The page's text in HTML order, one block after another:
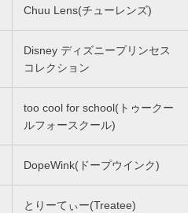
Chuu Lens(チューレンズ)
Disney ディズニープリンセス
コレクション
too cool for school(トゥークー
ルフォースクール)
DopeWink(ドープウインク)
とりーてぃー(Treatee)